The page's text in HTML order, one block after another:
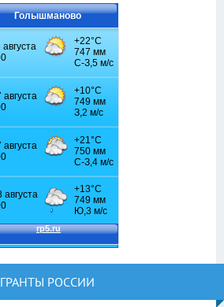
Голышманово
ГРАНТЫ РОССИИ